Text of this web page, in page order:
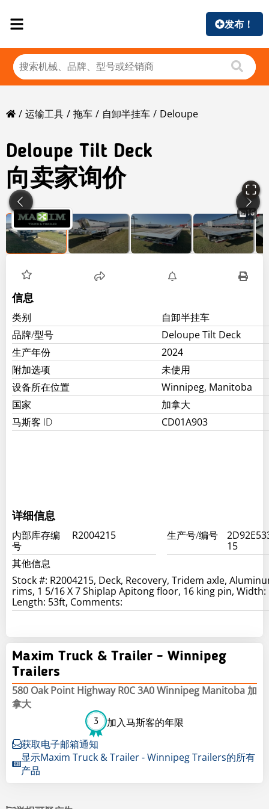
发布！
运输工具 拖车 自卸半挂车 Deloupe
Deloupe Tilt Deck
向卖家询价
16
信息
类别
自卸半挂车
品牌/型号
Deloupe Tilt Deck
生产年份
2024
附加选项
未使用
设备所在位置
Winnipeg, Manitoba
国家
加拿大
马斯客 ID
CD01A903
详细信息
内部库存编
号
R2004215 生产号/编号
15
其他信息
Stock #: R2004215, Deck, Recovery, Tridem axle,
rims, 1 5/16 X 7 Shiplap Apitong floor, 16 king pin, Width:
Length: 53ft, Comments:
Maxim Truck & Trailer - Winnipeg
Trailers
580 Oak Point Highway R0C 3A0 Winnipeg Manitoba 加
拿大
3 加入马斯客的年限
获取电子邮箱通知
显示Maxim Truck & Trailer - Winnipeg Trailers的所有
产品